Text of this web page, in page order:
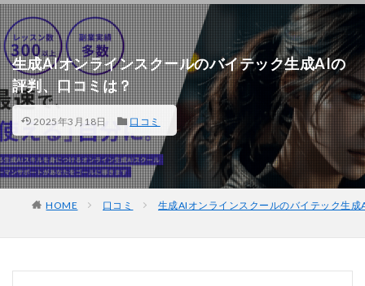
生成AIオンラインスクールのバイテック生成AIの
評判、口コミは？
2025年3月18日 口コミ
HOME 口コミ 生成AIオンラインスクールのバイテック生